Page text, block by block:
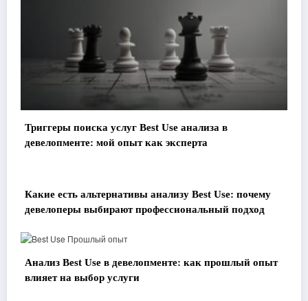
Триггеры поиска услуг Best Use анализа в
девелопменте: мой опыт как эксперта
Какие есть альтернативы анализу Best Use: почему
девелоперы выбирают профессиональный подход
Анализ Best Use в девелопменте: как прошлый опыт
влияет на выбор услуги